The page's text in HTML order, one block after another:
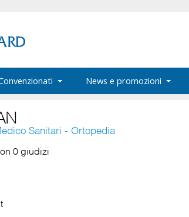
News e promozioni
Sanitari - Ortopedia
0 giudizi